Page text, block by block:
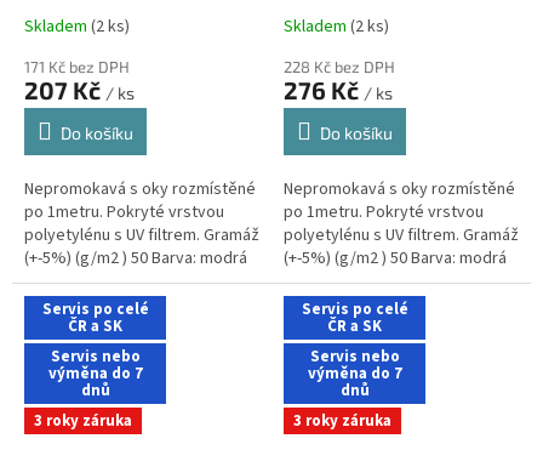
Skladem (2 ks)
171 Kč bez DPH
207 Kč / ks
Do košíku
Nepromokavá s oky rozmístěné
po 1metru. Pokryté vrstvou
polyetylénu s UV filtrem. Gramáž
(+-5%) (g/m2 ) 50 Barva: modrá
Rozměry (m) 5x6 Hmotnost (kg)
1,59
Skladem (2 ks)
228 Kč bez DPH
276 Kč / ks
Do košíku
Nepromokavá s oky rozmístěné
po 1metru. Pokryté vrstvou
polyetylénu s UV filtrem. Gramáž
(+-5%) (g/m2 ) 50 Barva: modrá
Rozměry (m) 5x8 Hmotnost (kg)
2,11
Servis po celé
ČR a SK
Servis nebo
výměna do 7
dnů
3 roky záruka
Servis po celé
ČR a SK
Servis nebo
výměna do 7
dnů
3 roky záruka